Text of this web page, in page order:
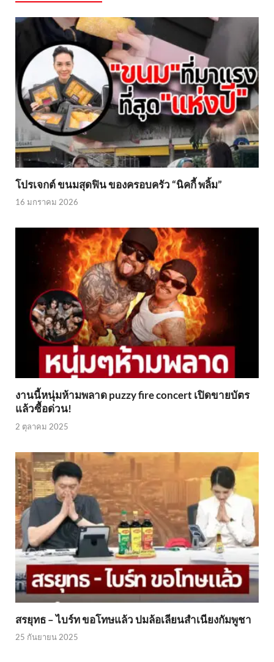
โปรเจกต์ ขนมสุดฟิน ของครอบครัว “นิคกี้ พลิ้ม”
16 มกราคม 2026
งานนี้หนุ่มห้ามพลาด puzzy fire concert เปิดขายบัตร
แล้วซื้อด่วน!
2 ตุลาคม 2025
สรยุทธ – ไบร์ท ขอโทษแล้ว ปมล้อเลียนสำเนียงกัมพูชา
25 กันยายน 2025